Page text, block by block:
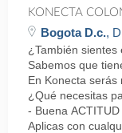
KONECTA
Bogota D.c.,
¿También sientes
Sabemos que
En Konecta
¿Qué necesitas
- Buena
Aplicas con